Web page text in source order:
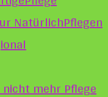
mehr Pflege